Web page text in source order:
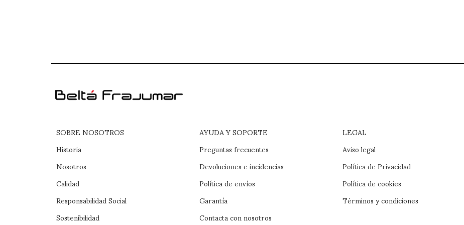
SOBRE NOSOTROS
Historia
Nosotros
Calidad
Responsabilidad Social
Sostenibilidad
AYUDA Y SOPORTE
Preguntas frecuentes
Devoluciones e incidencias
Política de envíos
Garantía
Contacta con nosotros
LEGAL
Aviso legal
Política de Privacidad
Política de cookies
Términos y condiciones